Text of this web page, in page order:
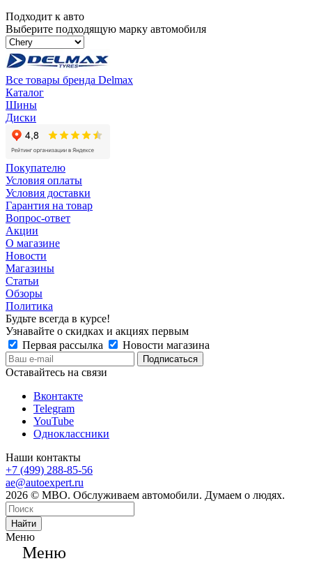
Подходит к авто
Выберите подходящую марку автомобиля
Все товары бренда Delmax
Каталог
Шины
Диски
Покупателю
Условия оплаты
Условия доставки
Гарантия на товар
Вопрос-ответ
Акции
О магазине
Новости
Магазины
Статьи
Обзоры
Политика
Будьте всегда в курсе!
Узнавайте о скидках и акциях первым
Первая рассылка
Новости магазина
Оставайтесь на связи
Вконтакте
Telegram
YouTube
Одноклассники
Наши контакты
+7 (499) 288-85-56
ae@autoexpert.ru
2026 © МВО. Обслуживаем автомобили. Думаем о людях.
Найти
Меню
Меню